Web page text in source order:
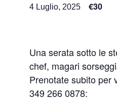
4 Luglio, 2025 €30
Una serata sotto le
chef, magari
Prenotate subito per
349 266 0878: